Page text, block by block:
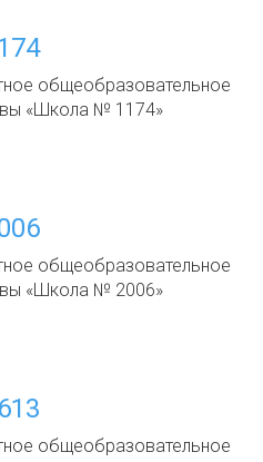
общеобразовательное
«Школа № 1174»
общеобразовательное
«Школа № 2006»
общеобразовательное